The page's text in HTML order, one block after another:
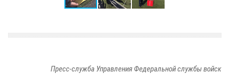
Пресс-служба Управления Федеральной службы войск